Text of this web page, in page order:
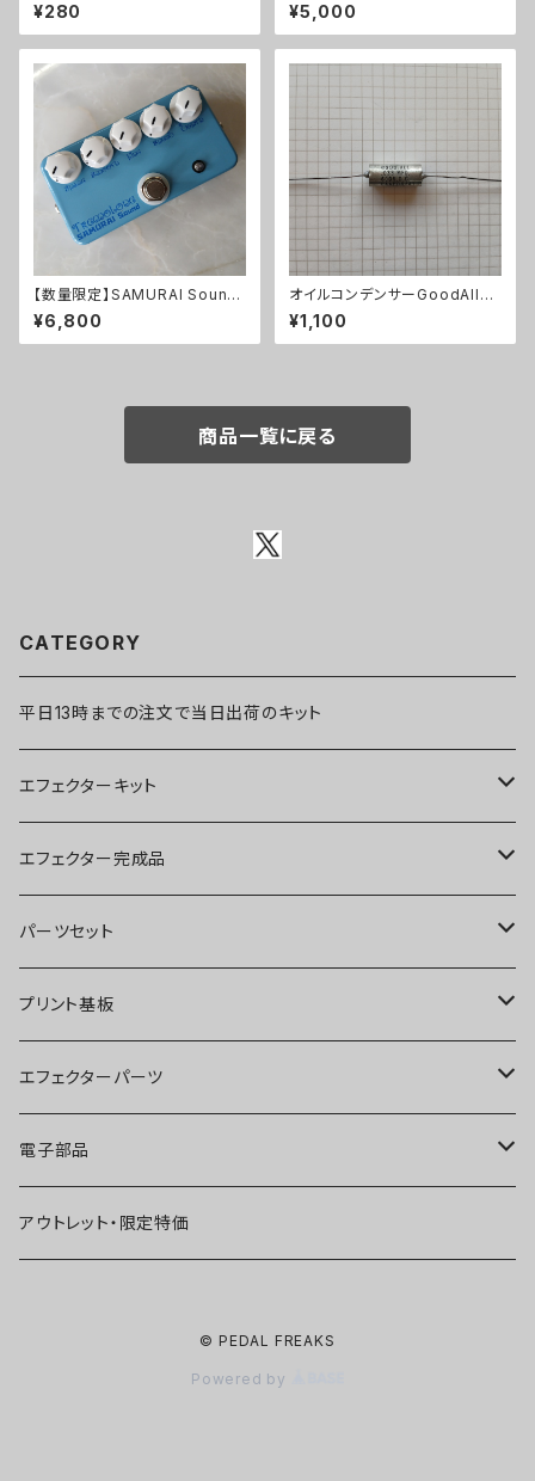
¥280 ¥5,000
【数量限定】SAMURAI Sound
Tremoloneキット
¥6,800
オイルコンデンサーGoodAll
0.033uF【在庫限り】
¥1,100
商品一覧に戻る
CATEGORY
平日13時までの注文で当日出荷のキット
エフェクターキット
ブースター
オーバードライブ
ディストーション
ファズ
プリアンプ
空間系
エフェクター完成品
ブースター
オーバードライブ
ディストーション
ファズ
空間系
パーツセット
ブースター
オーバードライブ
ディストーション
ファズ
プリント基板
オーバードライブ
ディストーション
ファズ
エフェクターパーツ
スイッチ
ジャック
電子部品
IC
アウトレット・限定特価
© PEDAL FREAKS
Powered by